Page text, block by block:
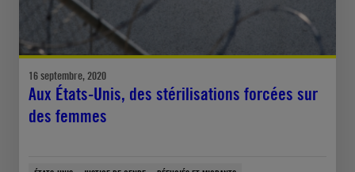
16 septembre, 2020
Aux États-Unis, des stérilisations forcées sur
des femmes